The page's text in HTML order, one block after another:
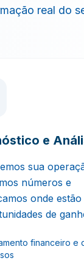
real do
e
sua
números e
onde
de
financeiro e